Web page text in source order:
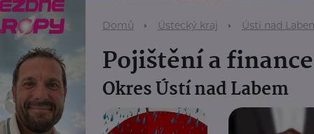
Domů Ústecký kraj Ústí nad
Pojištění a finance
Okres Ústí nad Labem